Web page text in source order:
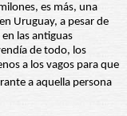
es más, una
Uruguay, a pesar de
las antiguas
de todo, los
a los vagos para que
a aquella persona